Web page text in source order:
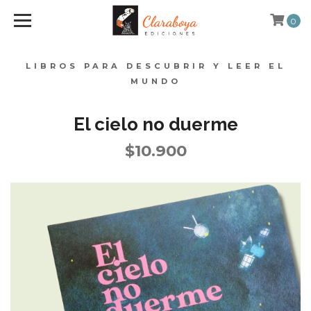
LIBROS PARA DESCUBRIR Y LEER EL
MUNDO
0
El cielo no duerme
$10.900